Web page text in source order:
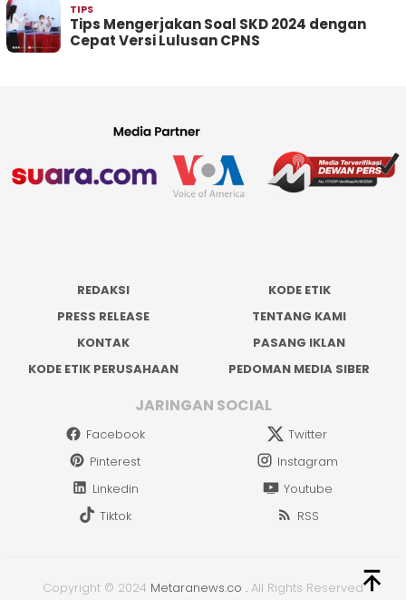
TIPS
Tips Mengerjakan Soal SKD 2024 dengan
Cepat Versi Lulusan CPNS
REDAKSI
KODE ETIK
PRESS RELEASE
TENTANG KAMI
KONTAK
PASANG IKLAN
KODE ETIK PERUSAHAAN
PEDOMAN MEDIA SIBER
JARINGAN SOCIAL
Facebook
Twitter
Pinterest
Instagram
Linkedin
Youtube
Tiktok
RSS
Copyright © 2024 Metaranews.co . All Rights Reserved